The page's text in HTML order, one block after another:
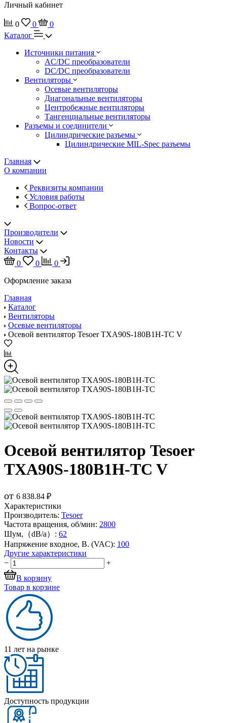
Личный кабинет
0 0
0
Каталог
Источники питания
AC/DC преобразователи
DC/DC преобразователи
Вентиляторы
Осевые вентиляторы
Диагональные вентиляторы
Центробежные вентиляторы
Тангенциальные вентиляторы
Разъемы и соединители
Цилиндрические разъемы
Цилиндрические MIL-Spec разъемы
Главная
О компании
Реквизиты компании
Условия работы
Вопрос-ответ
Производители
Новости
Контакты
0
0
0
Оформление заказа
Главная
Каталог
Вентиляторы
Осевые вентиляторы
Осевой вентилятор Tesoer TXA90S-180B1H-TC V
Осевой вентилятор Tesoer
TXA90S-180B1H-TC V
от 6 838.84 ₽
Характеристики
Производитель: Tesoer
Частота вращения, об/мин: 2800
Шум,（dB/a）: 62
Напряжение входное, В. (VAC): 100
Другие характеристики
−
+
В корзину
Товар в корзине
11 лет на рынке
Доступность продукции